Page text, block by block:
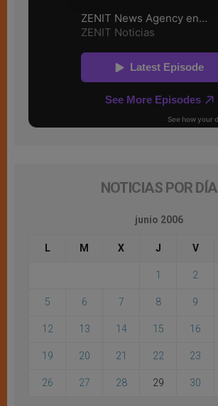
NOTICIAS POR DÍA
junio 2006
L M X J V
1 2
5 6 7 8 9
12 13 14 15 16
19 20 21 22 23
26 27 28 29 30